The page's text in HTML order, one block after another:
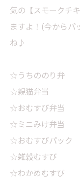
気の【スモークチ
ますよ！(今からパ
ね♪
☆うちののり弁
☆親猫弁当
☆おむすび弁当
☆ミニみけ弁当
☆おむすびパック
☆雑穀むすび
☆わかめむすび